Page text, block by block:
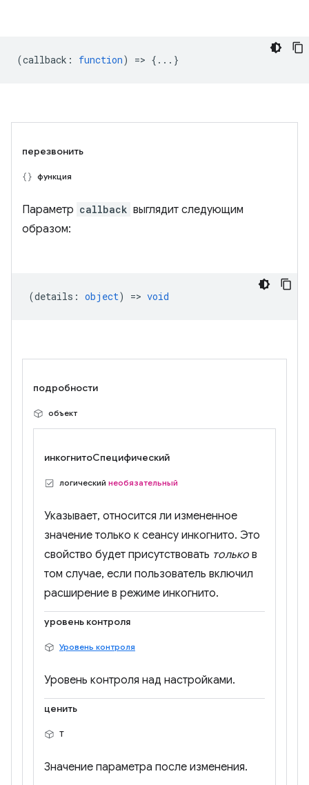
(callback : function) => {...}
перезвонить
функция
Параметр callback выглядит следующим
образом:
(details : object) => void
подробности
объект
инкогнитоСпецифический
логический необязательный
Указывает, относится ли измененное
значение только к сеансу инкогнито. Это
свойство будет присутствовать только в
том случае, если пользователь включил
расширение в режиме инкогнито.
уровень контроля
Уровень контроля
Уровень контроля над настройками.
ценить
Т
Значение параметра после изменения.